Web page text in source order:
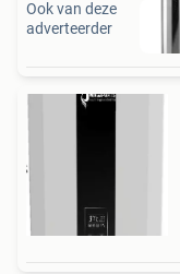
Ook van deze
adverteerder